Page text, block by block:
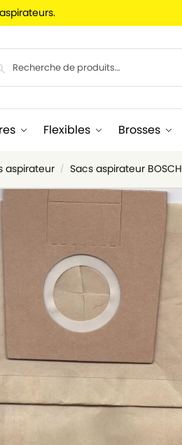
Flexibles Brosses
aspirateur / Sacs aspirateur BOSCH